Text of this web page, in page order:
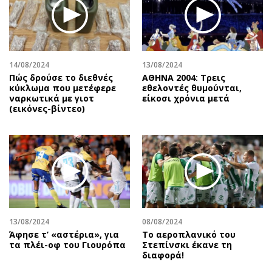
Επιχειρήσεις
Αγορές
Money Review
AstroBank Properties
Trends
Ενέργεια
Ναυτιλία
Ελλάδα
Κόσμος
Παράξενα
Πολιτισμός
Σινεμά
Θέατρο-Χορός
Γενικά
Αναδρομές
Πρόσωπα
Περιβάλλον
Good Life
Γυναίκα
Συνταγές
Έξοδος
Media
Εκπομπές
Wine routes
Podcasts
Uncut
14/08/2024
Πώς δρούσε το διεθνές
κύκλωμα που μετέφερε
ναρκωτικά με γιοτ
(εικόνες-βίντεο)
13/08/2024
ΑΘΗΝΑ 2004: Τρεις
εθελοντές θυμούνται,
είκοσι χρόνια μετά
13/08/2024
Άφησε τ’ «αστέρια», για
τα πλέι-οφ του Γιουρόπα
08/08/2024
Το αεροπλανικό του
Στεπίνσκι έκανε τη
διαφορά!